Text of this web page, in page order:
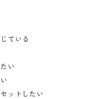
ている
い
ットしたい